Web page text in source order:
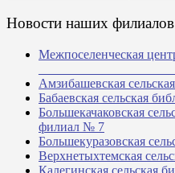
Новости наших филиалов
Межпоселенческая
Амзибашевская
Бабаевская сельская
Большекачаковская
филиал № 7
Большекуразовская
Верхнетыхтемская